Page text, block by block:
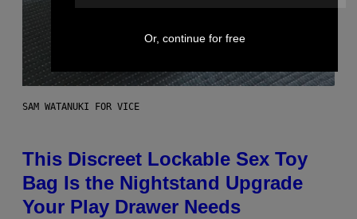
SAM WATANUKI FOR VICE
This Discreet Lockable Sex Toy
Bag Is the Nightstand Upgrade
Your Play Drawer Needs
Or, continue for free